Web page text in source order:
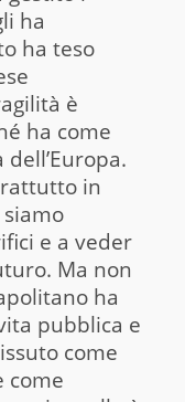
ha
ha teso
è
ha come
in
e a veder
Ma non
ha
pubblica e
come
come